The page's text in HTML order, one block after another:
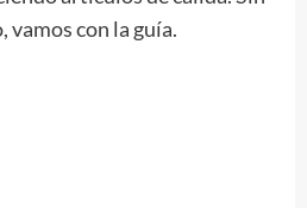
vamos con la guía.